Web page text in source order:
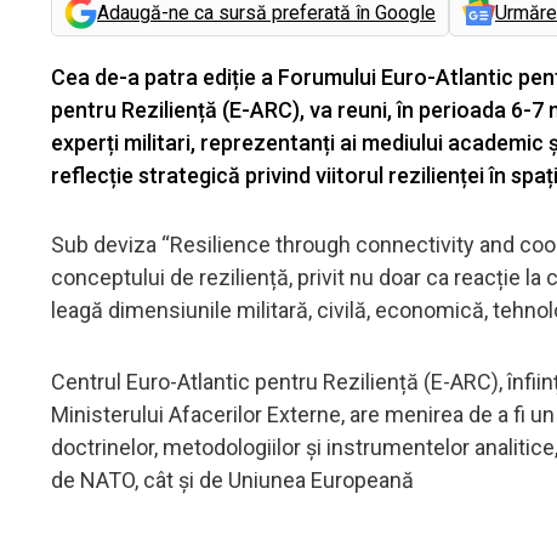
Adaugă-ne ca sursă preferată în Google
Cea de-a patra ediție a Forumului Euro-Atlantic
pentru Reziliență (E-ARC), va reuni, în perioada 6-
experți militari, reprezentanți ai mediului
reflecție strategică privind viitorul rezilienței în
Sub deviza “Resilience through connectivity and
conceptului de reziliență, privit nu doar ca reacție
leagă dimensiunile militară, civilă, economică,
Centrul Euro-Atlantic pentru Reziliență (E-ARC),
Ministerului Afacerilor Externe, are menirea de a fi
doctrinelor, metodologiilor și instrumentelor
de NATO, cât și de Uniunea Europeană